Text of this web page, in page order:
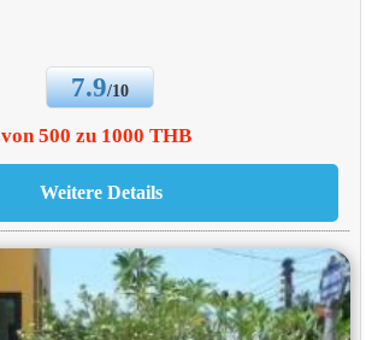
7.9/10
von 500 zu 1000 THB